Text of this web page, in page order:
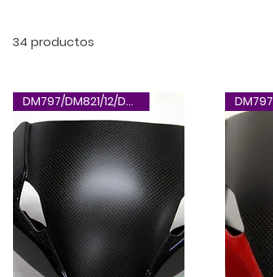
34 productos
DM797/DM821/12/DM17/12-02